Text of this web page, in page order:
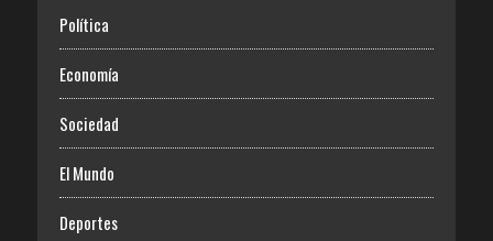
Política
Economía
Sociedad
El Mundo
Deportes